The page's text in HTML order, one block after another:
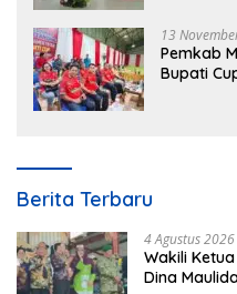
13
Pemkab
Bupati
Berita Terbaru
4 Agustus 2026
Wakili
Dina